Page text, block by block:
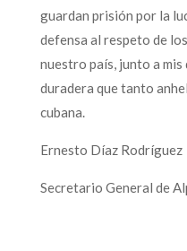
guardan prisión por la
defensa al respeto de
nuestro país, junto a
duradera que tanto
cubana.
Ernesto Díaz Rodríguez
Secretario General de